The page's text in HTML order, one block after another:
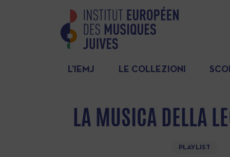
L’IEMJ LE COLLEZIONI
LA MUSICA DELLA
PLAYLIST